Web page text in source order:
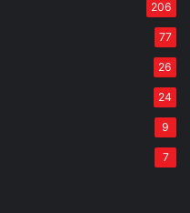
206
77
26
24
9
7